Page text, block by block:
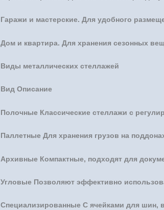
Гаражи и мастерские. Для удобного
Дом и квартира. Для хранения сезонных
Виды металлических стеллажей
Вид Описание
Полочные Классические стеллажи с
Паллетные Для хранения грузов на
Архивные Компактные, подходят для
Угловые Позволяют эффективно
Специализированные С ячейками для шин,